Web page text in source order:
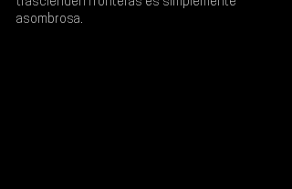
asombrosa.